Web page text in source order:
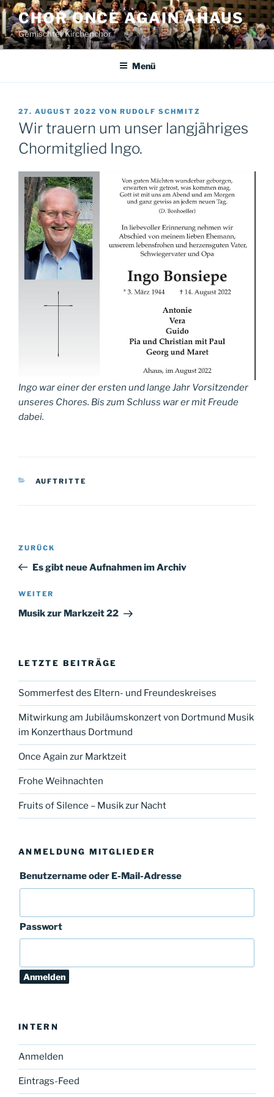
Zum
Inhalt
springen
CHOR ONCE AGAIN AHAUS
Gemischter Kirchenchor
Menü
VERÖFFENTLICHT
AM
27. AUGUST 2022 VON RUDOLF SCHMITZ
Wir trauern um unser langjähriges
Chormitglied Ingo.
Ingo war einer der ersten und lange Jahr Vorsitzender
unseres Chores. Bis zum Schluss war er mit Freude
dabei.
KATEGORIEN
AUFTRITTE
Beitragsnavigation
Vorheriger
Beitrag
ZURÜCK
Es gibt neue Aufnahmen im Archiv
Nächster
Beitrag
WEITER
Musik zur Markzeit 22
LETZTE BEITRÄGE
Sommerfest des Eltern- und Freundeskreises
Mitwirkung am Jubiläumskonzert von Dortmund Musik
im Konzerthaus Dortmund
Once Again zur Marktzeit
Frohe Weihnachten
Fruits of Silence – Musik zur Nacht
ANMELDUNG MITGLIEDER
Benutzername oder E-Mail-Adresse
Passwort
INTERN
Anmelden
Eintrags-Feed